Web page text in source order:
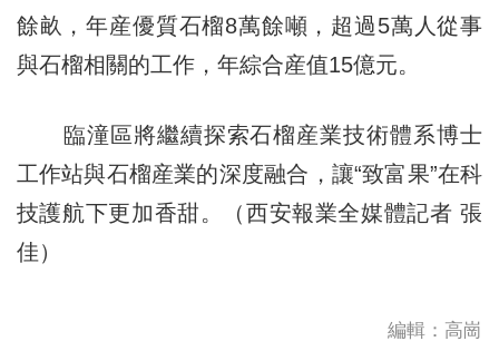
餘畝，年産優質石榴8萬餘噸，超過5萬人從事
與石榴相關的工作，年綜合産值15億元。
臨潼區將繼續探索石榴産業技術體系博士
工作站與石榴産業的深度融合，讓“致富果”在科
技護航下更加香甜。（西安報業全媒體記者 張
佳）
編輯：高崗